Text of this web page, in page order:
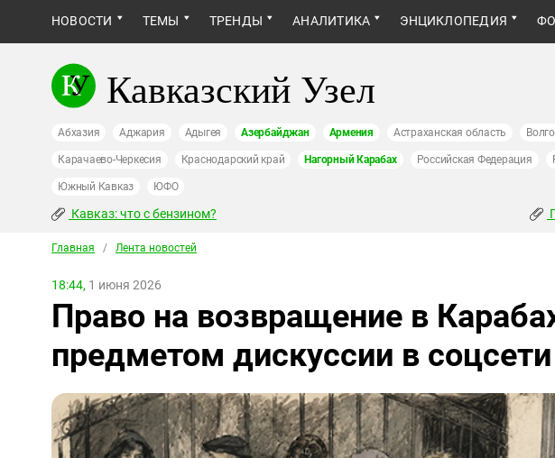
НОВОСТИ ТЕМЫ ТРЕНДЫ АНАЛИТИКА ЭНЦИКЛОПЕДИЯ
Кавказский Узел
Абхазия Аджария Адыгея Азербайджан Армения Астраханская область
Карачаево-Черкесия Краснодарский край Нагорный Карабах Российская Федерация
Южный Кавказ ЮФО
Кавказ: что с бензином?
Главная / Лента новостей
18:44, 1 июня 2026
Право на возвращение в
предметом дискуссии в соцсети